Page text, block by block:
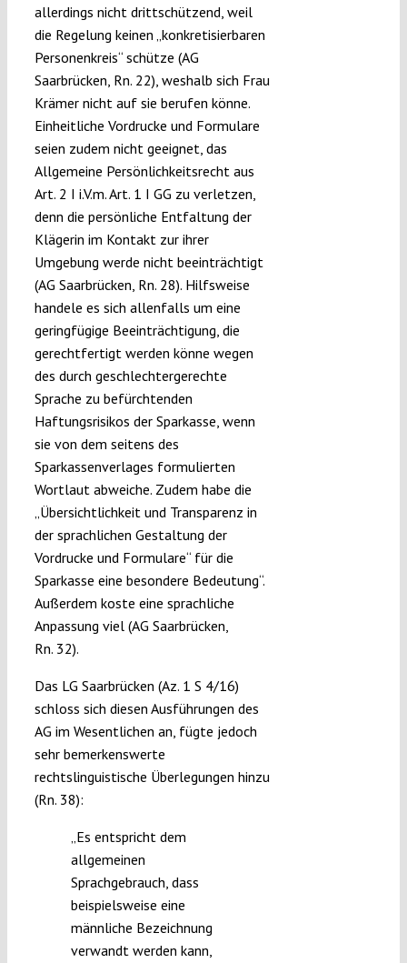
allerdings nicht drittschützend, weil
die Regelung keinen „konkretisierbaren
Personenkreis“ schütze (AG
Saarbrücken, Rn. 22), weshalb sich Frau
Krämer nicht auf sie berufen könne.
Einheitliche Vordrucke und Formulare
seien zudem nicht geeignet, das
Allgemeine Persönlichkeitsrecht aus
Art. 2 I i.V.m. Art. 1 I GG zu verletzen,
denn die persönliche Entfaltung der
Klägerin im Kontakt zur ihrer
Umgebung werde nicht beeinträchtigt
(AG Saarbrücken, Rn. 28). Hilfsweise
handele es sich allenfalls um eine
geringfügige Beeinträchtigung, die
gerechtfertigt werden könne wegen
des durch geschlechtergerechte
Sprache zu befürchtenden
Haftungsrisikos der Sparkasse, wenn
sie von dem seitens des
Sparkassenverlages formulierten
Wortlaut abweiche. Zudem habe die
„Übersichtlichkeit und Transparenz in
der sprachlichen Gestaltung der
Vordrucke und Formulare“ für die
Sparkasse eine besondere Bedeutung“.
Außerdem koste eine sprachliche
Anpassung viel (AG Saarbrücken,
Rn. 32).
Das LG Saarbrücken (Az. 1 S 4/16)
schloss sich diesen Ausführungen des
AG im Wesentlichen an, fügte jedoch
sehr bemerkenswerte
rechtslinguistische Überlegungen hinzu
(Rn. 38):
„Es entspricht dem
allgemeinen
Sprachgebrauch, dass
beispielsweise eine
männliche Bezeichnung
verwandt werden kann,